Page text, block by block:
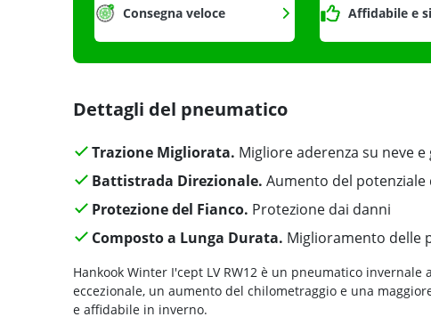
Consegna veloce Affidabile e
Dettagli del pneumatico
Trazione Migliorata. Migliore aderenza su neve e
Battistrada Direzionale. Aumento del
Protezione del Fianco. Protezione dai danni
Composto a Lunga Durata. Miglioramento delle
Hankook Winter I'cept LV RW12 è un pneumatico
eccezionale, un aumento del chilometraggio e una
e affidabile in inverno.